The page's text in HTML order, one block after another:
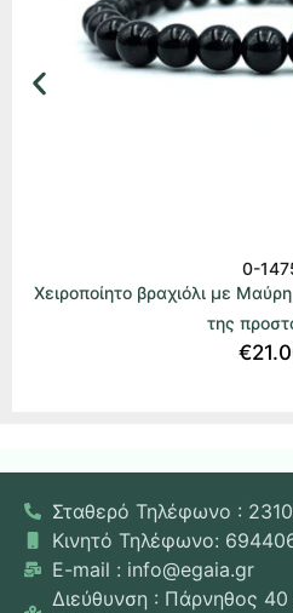
0-
Χειροποίητο βραχιόλι με
της
€
Σταθερό Τηλέφωνο :
Κινητό Τηλέφωνο:
E-mail : info@egaia.gr
Διεύθυνση : Πάρνηθος